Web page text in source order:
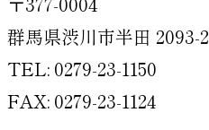
群馬県渋川市半田 2093-2
TEL: 0279-23-1150
FAX: 0279-23-1124